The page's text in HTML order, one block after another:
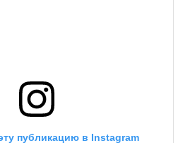
публикацию в Instagram